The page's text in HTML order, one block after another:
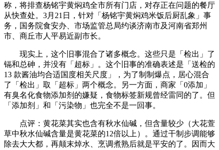
称，将排查杨铭宇黄焖鸡全市所有门店，对存正在问题的餐厅
从快查处。3月21日，针对「杨铭宇黄焖鸡米饭后厨乱象」事
务，国务院食安办、市场监管总局约谈济南市及河南省郑州
市、商丘市人平易近副市长。
现实上，这个旧事混合了诸多概念。这些只是「检出」了
镉和总砷，并没有「超标」。这个旧事的准确表述是「送检的
13 款酱油均合适国度相关尺度」，为了制制爆点，居心混合
了「检出」取「超标」两个概念。另一方面，商家「0添加」
有臭名化食物添加剂的嫌疑，食物标签新规曾经雷同的了。但
「添加剂」和「污染物」也完全不是一回事。
点评：黄花菜其实也含有秋水仙碱，但含量较少（大花萱
草中秋水仙碱含量是黄花菜的12倍以上）。通过干制步调能够
除去大大都，再颠末焯水、烹调煮熟后就是平安的了。因而大